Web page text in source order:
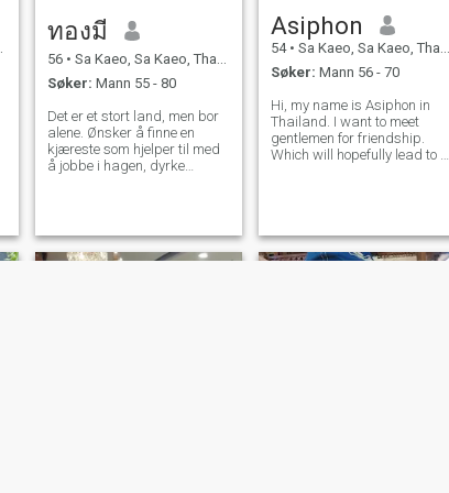
ทองมี
56 • Sa Kaeo, Sa Kaeo, Thailand
Søker: Mann 55 - 80
Det er et stort land, men bor
alene. Ønsker å finne en
kjæreste som hjelper til med
å jobbe i hagen, dyrke
her. Venter på den eneste
mannen ikke vis meg
hvordan å leve sammen. -
Asiphon
54 • Sa Kaeo, Sa Kaeo, Thailand
Søker: Mann 56 - 70
Hi, my name is Asiphon in
Thailand. I want to meet
gentlemen for friendship.
Which will hopefully lead to a
to know me and developing